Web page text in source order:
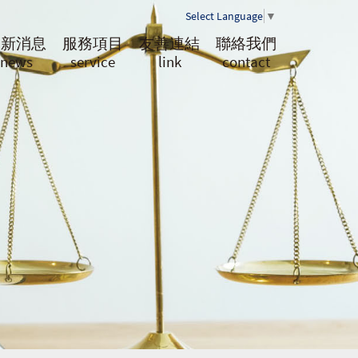
Select Language ▼
消息
news
服務項目
service
友善連結
link
聯絡我們
contact